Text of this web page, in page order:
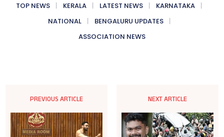
TOP NEWS KERALA LATEST NEWS
KARNATAKA
NATIONAL
BENGALURU UPDATES
ASSOCIATION NEWS
PREVIOUS ARTICLE NEXT ARTICLE